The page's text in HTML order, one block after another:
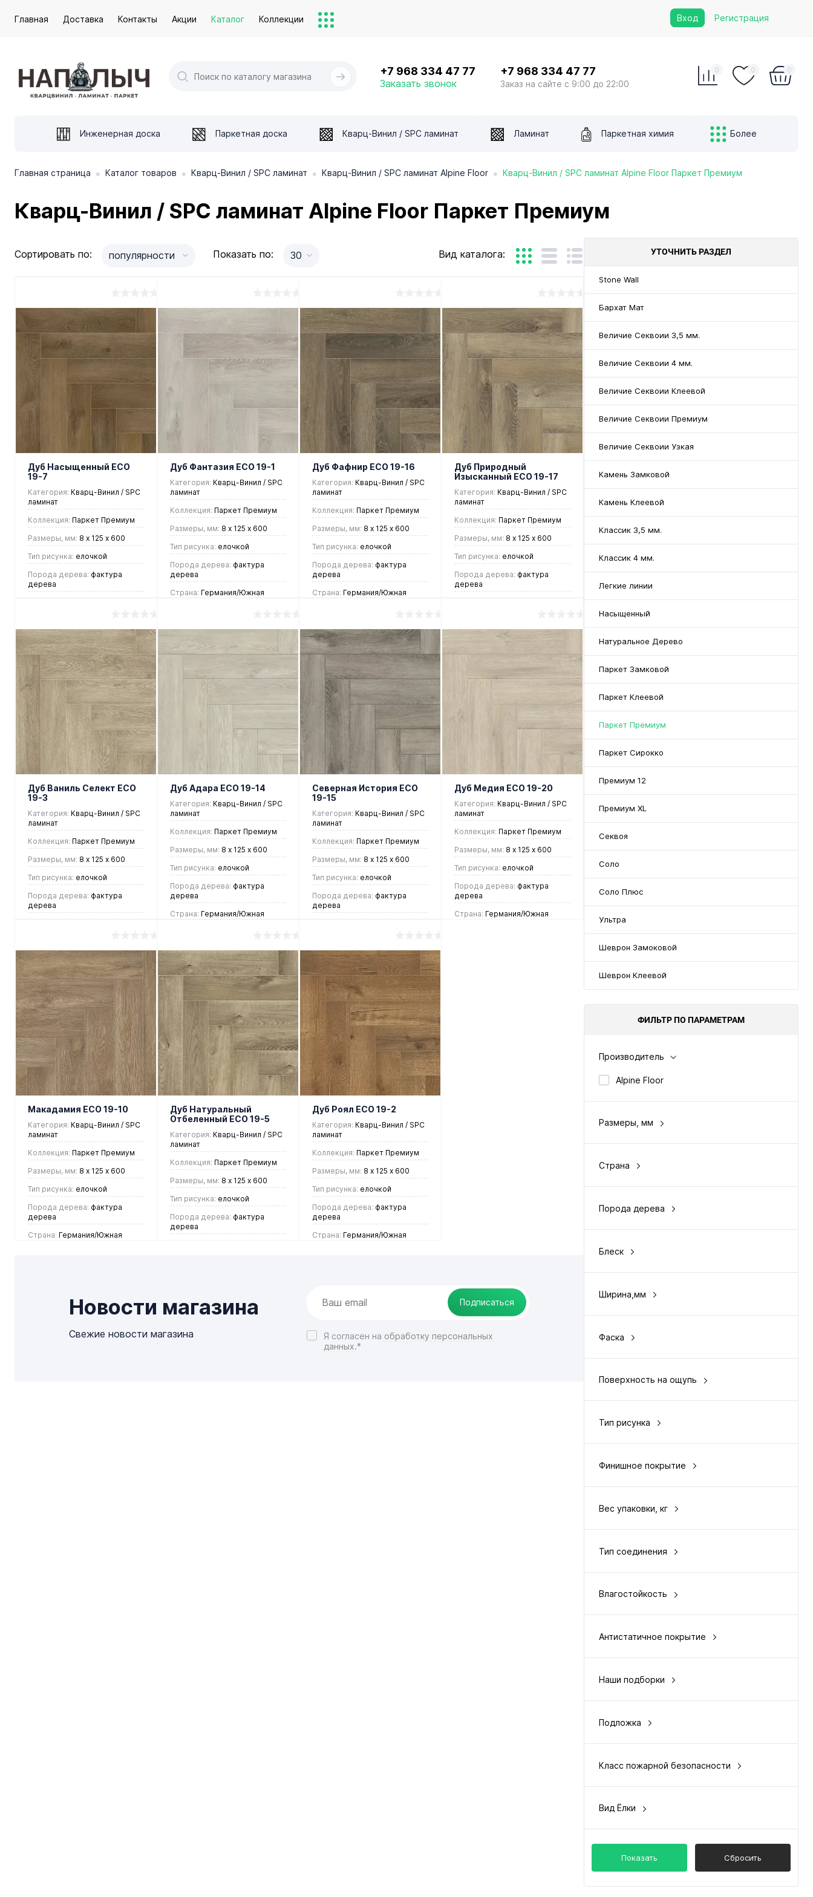
Главная Доставка Контакты Акции Каталог Коллекции Вход Регистрация
+7 968 334 47 77
Заказать звонок
+7 968 334 47 77
Заказ на сайте с 9:00 до 22:00
0 0 0
Инженерная доска Паркетная доска Кварц-Винил / SPC ламинат Ламинат Паркетная химия Более
Главная страница • Каталог товаров • Кварц-Винил / SPC ламинат • Кварц-Винил / SPC ламинат Alpine Floor • Кварц-Винил / SPC ламинат Alpine Floor Паркет Премиум
Кварц-Винил / SPC ламинат Alpine Floor Паркет Премиум
УТОЧНИТЬ РАЗДЕЛ
Stone Wall
Бархат Мат
Величие Секвоии 3,5 мм.
Величие Секвоии 4 мм.
Величие Секвоии Клеевой
Величие Секвоии Премиум
Величие Секвоии Узкая
Камень Замковой
Камень Клеевой
Классик 3,5 мм.
Классик 4 мм.
Легкие линии
Насыщенный
Натуральное Дерево
Паркет Замковой
Паркет Клеевой
Паркет Премиум
Паркет Сирокко
Премиум 12
Премиум XL
Секвоя
Соло
Соло Плюс
Ультра
Шеврон Замоковой
Шеврон Клеевой
ФИЛЬТР ПО ПАРАМЕТРАМ
Производитель
Alpine Floor
Размеры, мм
Страна
Порода дерева
Блеск
Ширина,мм
Фаска
Поверхность на ощупь
Тип рисунка
Финишное покрытие
Вес упаковки, кг
Тип соединения
Влагостойкость
Антистатичное покрытие
Наши подборки
Подложка
Класс пожарной безопасности
Вид Ёлки
Показать Сбросить
Сортировать по: популярности Показать по: 30 Вид каталога:
Дуб Насыщенный ЕСО
19-7
Категория: Кварц-Винил / SPC
ламинат
Коллекция: Паркет Премиум
Размеры, мм: 8 х 125 х 600
Тип рисунка: елочкой
Порода дерева: фактура
дерева
4 437 руб. / м2
В корзину
Купить в 1
клик
Сравнение
избранное
В
наличии
Дуб Фантазия ЕСО 19-1
Категория: Кварц-Винил / SPC
ламинат
Коллекция: Паркет Премиум
Размеры, мм: 8 х 125 х 600
Тип рисунка: елочкой
Порода дерева: фактура
дерева
Страна: Германия/Южная
4 437 руб./ м2
В корзину
избранное
наличии
Дуб Фафнир ЕСО 19-16
Категория: Кварц-Винил / SPC
ламинат
Коллекция: Паркет Премиум
Размеры, мм: 8 х 125 х 600
Тип рисунка: елочкой
Порода дерева: фактура
дерева
Страна: Германия/Южная
4 437 руб./ м2
В корзину
Купить в 1
Сравнение
избранное
наличии
Дуб Природный
Изысканный ЕСО 19-17
Категория: Кварц-Винил / SPC
ламинат
Коллекция: Паркет Премиум
Размеры, мм: 8 х 125 х 600
Тип рисунка: елочкой
Порода дерева: фактура
дерева
4 437 руб.
клик
избранное
Дуб Ваниль Селект ЕСО
19-3
Категория: Кварц-Винил / SPC
ламинат
Коллекция: Паркет Премиум
Размеры, мм: 8 х 125 х 600
Тип рисунка: елочкой
Порода дерева: фактура
дерева
4 437 руб./ м2
В корзину
Купить в 1
клик
Сравнение
избранное
В
наличии
Дуб Адара ЕСО 19-14
Категория: Кварц-Винил / SPC
ламинат
Коллекция: Паркет Премиум
Размеры, мм: 8 х 125 х 600
Тип рисунка: елочкой
Порода дерева: фактура
дерева
Страна: Германия/Южная
4 437 руб./ м2
В корзину
Купить в 1
клик
Сравнение
избранное
наличии
Северная История ЕСО
19-15
Категория: Кварц-Винил / SPC
ламинат
Коллекция: Паркет Премиум
Размеры, мм: 8 х 125 х 600
Тип рисунка: елочкой
Порода дерева: фактура
дерева
4 437 руб. / м2
В корзину
Купить в 1
клик
Сравнение
В
избранное
наличии
Дуб Медия ЕСО 19-20
Категория: Кварц-Винил / SPC
ламинат
Коллекция: Паркет Премиум
Размеры, мм: 8 х 125 х 600
Тип рисунка: елочкой
Порода дерева: фактура
дерева
Страна: Германия/Южная
Макадамия ЕСО 19-10
Категория: Кварц-Винил / SPC
ламинат
Коллекция: Паркет Премиум
Размеры, мм: 8 х 125 х 600
Тип рисунка: елочкой
Порода дерева: фактура
дерева
Страна: Германия/Южная
Дуб Натуральный
Отбеленный ЕСО 19-5
Категория: Кварц-Винил / SPC
ламинат
Коллекция: Паркет Премиум
Размеры, мм: 8 х 125 х 600
Тип рисунка: елочкой
Порода дерева: фактура
дерева
Дуб Роял ЕСО 19-2
Категория: Кварц-Винил / SPC
ламинат
Коллекция: Паркет Премиум
Размеры, мм: 8 х 125 х 600
Тип рисунка: елочкой
Порода дерева: фактура
дерева
Страна: Германия/Южная
Купить в 1
Новости магазина
Свежие новости магазина
Подписаться
Я согласен на обработку персональных
данных.*